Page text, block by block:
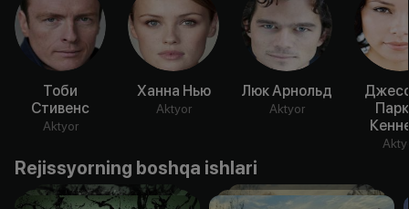
Тоби
Стивенс
Aktyor
Ханна Нью
Aktyor
Люк Арнольд
Aktyor
Rejissyorning boshqa ishlari